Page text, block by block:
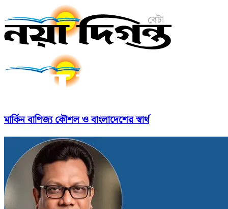
মার্কিন বাণিজ্য কৌশল ও বাংলাদেশের স্বার্থ